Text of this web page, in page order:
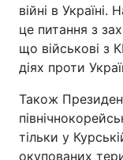
війні в
це питання з
що військові з
діях проти
Також
тільки у
окупованих